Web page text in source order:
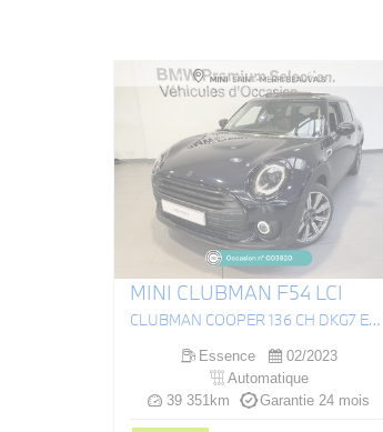
MINI CLUBMAN F54 LCI
CLUBMAN COOPER 136 CH DKG7 EDITION PREMIUM PLUS
Essence
02/2023
Automatique
39 351km
Garantie 24 mois